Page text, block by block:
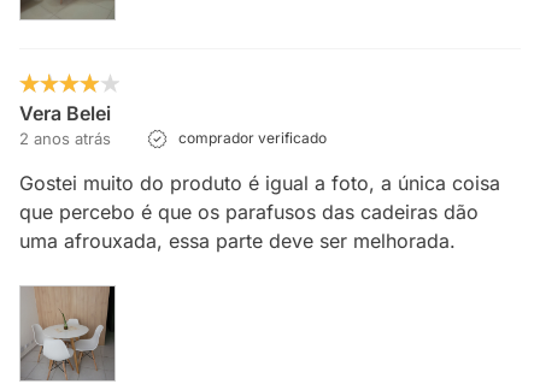
Vera Belei
2 anos atrás comprador verificado
Gostei muito do produto é igual a foto, a única coisa
que percebo é que os parafusos das cadeiras dão
uma afrouxada, essa parte deve ser melhorada.